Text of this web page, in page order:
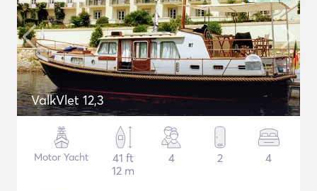
ValkVlet 12,3
Motor Yacht
41 ft
12 m
4 2 4